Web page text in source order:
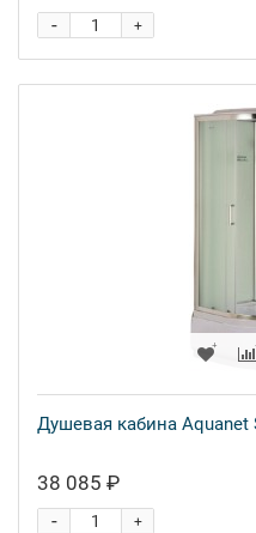
+
-
Душевая кабина Aquanet
38 085 ₽
+
-